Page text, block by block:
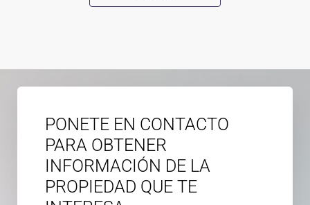
PONETE EN CONTACTO
PARA OBTENER
INFORMACIÓN DE LA
PROPIEDAD QUE TE